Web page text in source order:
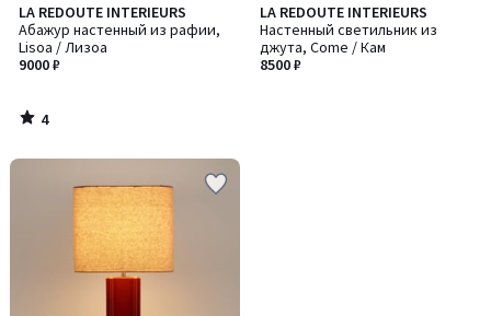
LA REDOUTE INTERIEURS
Абажур настенный из рафии,
Lisoa / Лизоа
9000 ₽
4
/
5
4
/
LA REDOUTE INTERIEURS
Настенный светильник из
джута, Come / Кам
8500 ₽